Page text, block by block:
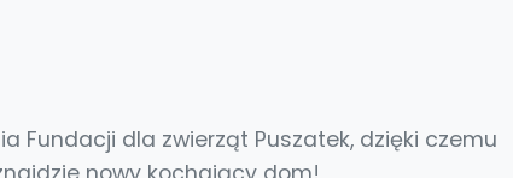
Fundacji dla zwierząt Puszatek, dzięki czemu